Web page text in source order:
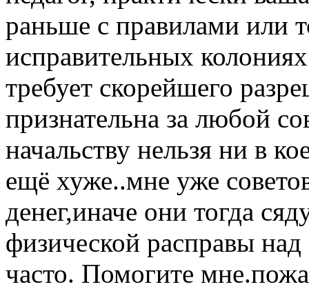
раньше с правилами или
исправительных
требует скорейшего
признательна за любой
начальству нельзя ни в
ещё хуже..мне уже
денег,иначе они тогда
физической расправы
часто. Помогите